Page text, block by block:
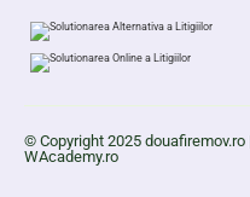
© Copyright 2025
WAcademy.ro